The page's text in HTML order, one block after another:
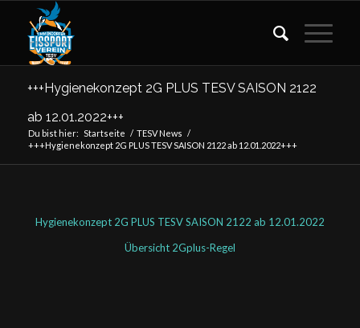
+++Hygienekonzept 2G PLUS TESV SAISON 2122
ab 12.01.2022+++
Du bist hier: Startseite / TESV News /
+++Hygienekonzept 2G PLUS TESV SAISON 2122 ab 12.01.2022+++
Hygienekonzept 2G PLUS TESV SAISON 2122 ab 12.01.2022
Übersicht 2Gplus-Regel